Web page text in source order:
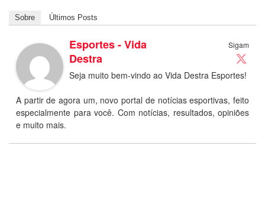
Sobre Últimos Posts
Sigam
Esportes - Vida
Destra
Seja muito bem-vindo ao Vida Destra Esportes!
A partir de agora um, novo portal de notícias esportivas, feito
especialmente para você. Com notícias, resultados, opiniões
e muito mais.